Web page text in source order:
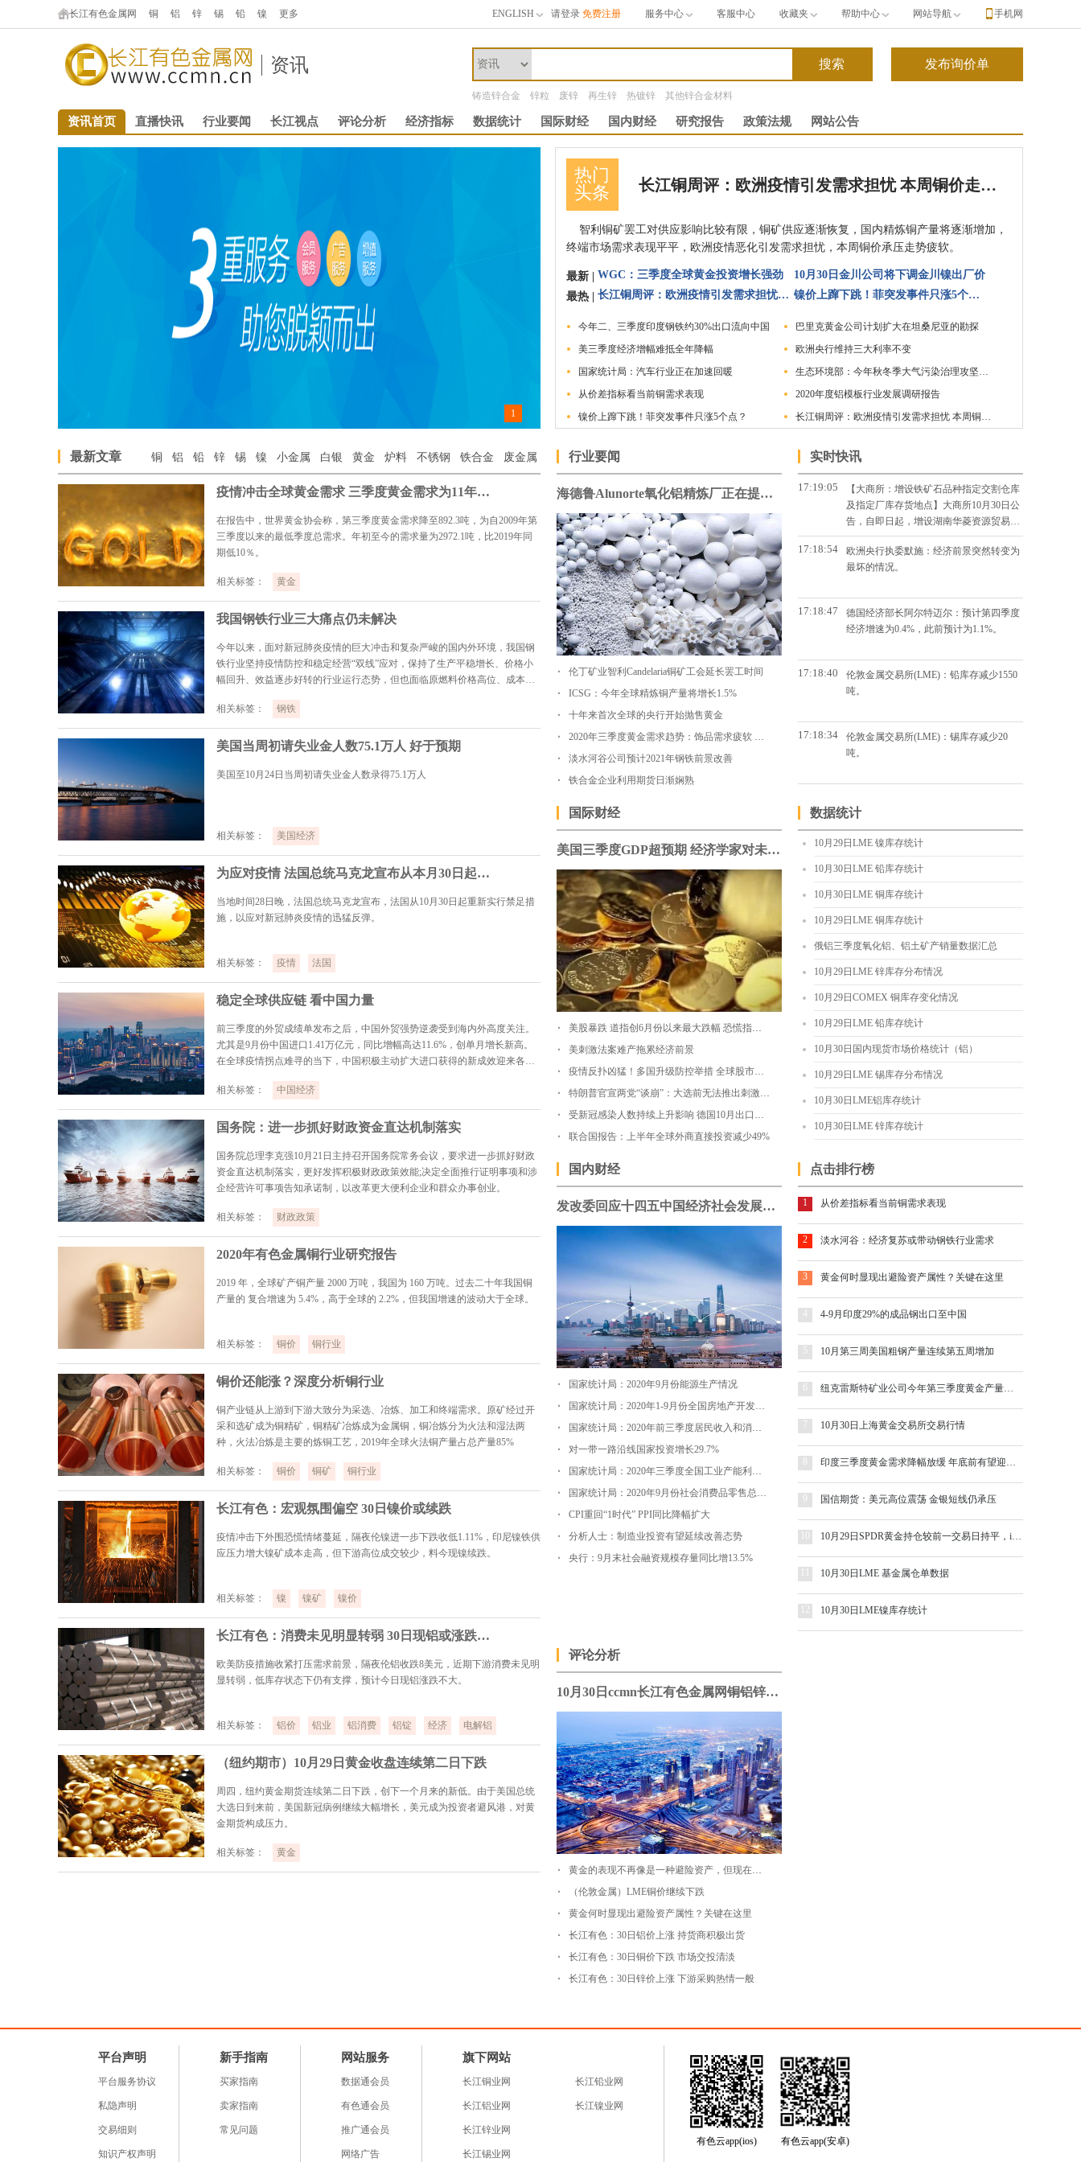
长江有色金属网 铜 铝 锌 锡 铅 镍 更多 ENGLISH 请登录 免费注册 服务中心 客服中心 收藏夹 帮助中心 网站导航 手机网
资讯
铸造锌合金 锌粒 废锌 再生锌 热镀锌 其他锌合金材料
资讯首页 直播快讯 行业要闻 长江视点 评论分析 经济指标 数据统计 国际财经 国内财经 研究报告 政策法规 网站公告
1
热门
头条
长江铜周评：欧洲疫情引发需求担忧 本周铜价走势疲软（第44周）
智利铜矿罢工对供应影响比较有限，铜矿供应逐渐恢复，国内精炼铜产量将逐渐增加，
终端市场需求表现平平，欧洲疫情恶化引发需求担忧，本周铜价承压走势疲软。
最新 | WGC：三季度全球黄金投资增长强劲
10月30日金川公司将下调金川镍出厂价
最热 |
长江铜周评：欧洲疫情引发需求担忧 本周铜价走势疲软（第44周） 镍价上蹿下跳！菲突发事件只涨5个点？
今年二、三季度印度钢铁约30%出口流向中国
巴里克黄金公司计划扩大在坦桑尼亚的勘探
美三季度经济增幅难抵全年降幅
欧洲央行维持三大利率不变
国家统计局：汽车行业正在加速回暖
生态环境部：今年秋冬季大气污染治理攻坚力度不减
从价差指标看当前铜需求表现
2020年度铝模板行业发展调研报告
镍价上蹿下跳！菲突发事件只涨5个点？
长江铜周评：欧洲疫情引发需求担忧 本周铜价走势疲软（第44周）
最新文章 铜 铝 铅 锌 锡 镍 小金属 白银 黄金 炉料 不锈钢 铁合金 废金属
疫情冲击全球黄金需求 三季度黄金需求为11年来最低
在报告中，世界黄金协会称，第三季度黄金需求降至892.3吨，为自2009年第
三季度以来的最低季度总需求。年初至今的需求量为2972.1吨，比2019年同
期低10％。
相关标签： 黄金
我国钢铁行业三大痛点仍未解决
今年以来，面对新冠肺炎疫情的巨大冲击和复杂严峻的国内外环境，我国钢
铁行业坚持疫情防控和稳定经营“双线”应对，保持了生产平稳增长、价格小
幅回升、效益逐步好转的行业运行态势，但也面临原燃料价格高位、成本上
相关标签：
钢铁
美国当周初请失业金人数75.1万人 好于预期
美国至10月24日当周初请失业金人数录得75.1万人
相关标签： 美国经济
为应对疫情 法国总统马克龙宣布从本月30日起法国全境再度封城
当地时间28日晚，法国总统马克龙宣布，法国从10月30日起重新实行禁足措
施，以应对新冠肺炎疫情的迅猛反弹。
相关标签： 疫情 法国
稳定全球供应链 看中国力量
前三季度的外贸成绩单发布之后，中国外贸强势逆袭受到海内外高度关注。
尤其是9月份中国进口1.41万亿元，同比增幅高达11.6%，创单月增长新高。
在全球疫情拐点难寻的当下，中国积极主动扩大进口获得的新成效迎来各方
相关标签：
中国经济
国务院：进一步抓好财政资金直达机制落实
国务院总理李克强10月21日主持召开国务院常务会议，要求进一步抓好财政
资金直达机制落实，更好发挥积极财政政策效能;决定全面推行证明事项和涉
企经营许可事项告知承诺制，以改革更大便利企业和群众办事创业。
相关标签： 财政政策
2020年有色金属铜行业研究报告
2019 年，全球矿产铜产量 2000 万吨，我国为 160 万吨。过去二十年我国铜
产量的 复合增速为 5.4%，高于全球的 2.2%，但我国增速的波动大于全球。
相关标签： 铜价 铜行业
铜价还能涨？深度分析铜行业
铜产业链从上游到下游大致分为采选、冶炼、加工和终端需求。原矿经过开
采和选矿成为铜精矿，铜精矿冶炼成为金属铜，铜冶炼分为火法和湿法两
种，火法冶炼是主要的炼铜工艺，2019年全球火法铜产量占总产量85%
相关标签： 铜价 铜矿 铜行业
长江有色：宏观氛围偏空 30日镍价或续跌
疫情冲击下外围恐慌情绪蔓延，隔夜伦镍进一步下跌收低1.11%，印尼镍铁供
应压力增大镍矿成本走高，但下游高位成交较少，料今现镍续跌。
相关标签： 镍 镍矿 镍价
长江有色：消费未见明显转弱 30日现铝或涨跌不大
欧美防疫措施收紧打压需求前景，隔夜伦铝收跌8美元，近期下游消费未见明
显转弱，低库存状态下仍有支撑，预计今日现铝涨跌不大。
相关标签： 铝价 铝业 铝消费 铝锭 经济 电解铝
（纽约期市）10月29日黄金收盘连续第二日下跌
周四，纽约黄金期货连续第二日下跌，创下一个月来的新低。由于美国总统
大选日到来前，美国新冠病例继续大幅增长，美元成为投资者避风港，对黄
金期货构成压力。
相关标签： 黄金
行业要闻
海德鲁Alunorte氧化铝精炼厂正在提高产量
伦丁矿业智利Candelaria铜矿工会延长罢工时间
ICSG：今年全球精炼铜产量将增长1.5%
十年来首次全球的央行开始抛售黄金
2020年三季度黄金需求趋势：饰品需求疲软 投资需求暴涨49%
淡水河谷公司预计2021年钢铁前景改善
铁合金企业利用期货日渐娴熟
实时快讯
17:19:05
【大商所：增设铁矿石品种指定交割仓库
及指定厂库存货地点】大商所10月30日公
告，自即日起，增设湖南华菱资源贸易有
限公司、本钢板材(000761)为大商所铁矿
石指定厂库。同时，增加青岛港和曹妃甸
港集团为铁矿石指定厂库存货地点。
17:18:54
欧洲央行执委默施：经济前景突然转变为
最坏的情况。
17:18:47
德国经济部长阿尔特迈尔：预计第四季度
经济增速为0.4%，此前预计为1.1%。
17:18:40
伦敦金属交易所(LME)：铅库存减少1550
吨。
17:18:34
伦敦金属交易所(LME)：锡库存减少20
吨。
国际财经
美国三季度GDP超预期 经济学家对未来经济走势看法不一
美股暴跌 道指创6月份以来最大跌幅 恐慌指数飙升
美刺激法案难产拖累经济前景
疫情反扑凶猛！多国升级防控举措 全球股市波动加剧 怎么破？
特朗普官宣两党“谈崩”：大选前无法推出刺激计划
受新冠感染人数持续上升影响 德国10月出口预期大幅下挫
联合国报告：上半年全球外商直接投资减少49%
数据统计
10月29日LME 镍库存统计
10月30日LME 铅库存统计
10月30日LME 铜库存统计
10月29日LME 铜库存统计
俄铝三季度氧化铝、铝土矿产销量数据汇总
10月29日LME 锌库存分布情况
10月29日COMEX 铜库存变化情况
10月29日LME 铅库存统计
10月30日国内现货市场价格统计（铝）
10月29日LME 锡库存分布情况
10月30日LME铝库存统计
10月30日LME 锌库存统计
国内财经
发改委回应十四五中国经济社会发展目标设定
国家统计局：2020年9月份能源生产情况
国家统计局：2020年1-9月份全国房地产开发投资和销售情况
国家统计局：2020年前三季度居民收入和消费支出情况
对一带一路沿线国家投资增长29.7%
国家统计局：2020年三季度全国工业产能利用率为76.7%
国家统计局：2020年9月份社会消费品零售总额增长3.3%
CPI重回“1时代” PPI同比降幅扩大
分析人士：制造业投资有望延续改善态势
央行：9月末社会融资规模存量同比增13.5%
点击排行榜
1 从价差指标看当前铜需求表现
2 淡水河谷：经济复苏或带动钢铁行业需求
3 黄金何时显现出避险资产属性？关键在这里
4 4-9月印度29%的成品钢出口至中国
5 10月第三周美国粗钢产量连续第五周增加
纽克雷斯特矿业公司今年第三季度黄金产量出现下滑
7 10月30日上海黄金交易所交易行情
印度三季度黄金需求降幅放缓 年底前有望迎来补偿性消费高峰
国信期货：美元高位震荡 金银短线仍承压
10月29日SPDR黄金持仓较前一交易日持平，iShares白银持仓减少0.17%
10月30日LME 基金属仓单数据
12 10月30日LME镍库存统计
评论分析
10月30日ccmn长江有色金属网铜铝锌铅锡镍早评
黄金的表现不再像是一种避险资产，但现在就是买入它的良机！
（伦敦金属）LME铜价继续下跌
黄金何时显现出避险资产属性？关键在这里
长江有色：30日铝价上涨 持货商积极出货
长江有色：30日铜价下跌 市场交投清淡
长江有色：30日锌价上涨 下游采购热情一般
平台声明
平台服务协议
私隐声明
交易细则
知识产权声明
新手指南
买家指南
卖家指南
常见问题
网站服务
数据通会员
有色通会员
推广通会员
网络广告
旗下网站
长江铜业网
长江铝业网
长江锌业网
长江锡业网
长江铅业网
长江镍业网
有色云app(ios) 有色云app(安卓)